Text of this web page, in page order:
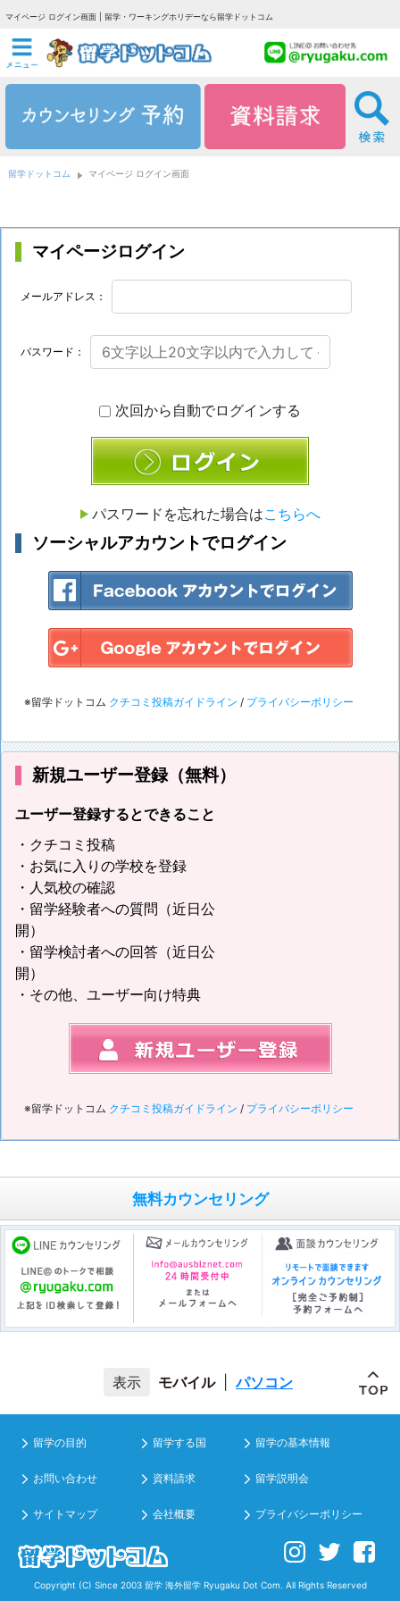
マイページ ログイン画面 | 留学・ワーキングホリデーなら留学ドットコム
留学ドットコム マイページ ログイン画面
マイページログイン
メールアドレス：
パスワード：
次回から自動でログインする
パスワードを忘れた場合はこちらへ
ソーシャルアカウントでログイン
※留学ドットコム クチコミ投稿ガイドライン / プライバシーポリシー
新規ユーザー登録（無料）
ユーザー登録するとできること
・クチコミ投稿
・お気に入りの学校を登録
・人気校の確認
・留学経験者への質問（近日公
開）
・留学検討者への回答（近日公
開）
・その他、ユーザー向け特典
※留学ドットコム クチコミ投稿ガイドライン / プライバシーポリシー
無料カウンセリング
モバイル パソコン
留学の目的 留学する国 留学の基本情報
お問い合わせ 資料請求 留学説明会
サイトマップ 会社概要 プライバシーポリシー
Copyright (C) Since 2003 留学 海外留学Ryugaku Dot Com. All Rights Reserved